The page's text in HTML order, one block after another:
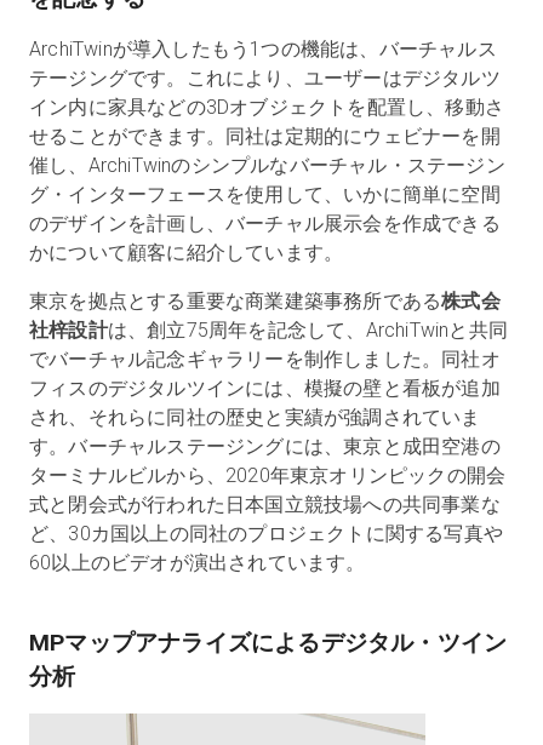
ArchiTwinが導入したもう1つの機能は、バーチャルス
テージングです。これにより、ユーザーはデジタルツ
イン内に家具などの3Dオブジェクトを配置し、移動さ
せることができます。同社は定期的にウェビナーを開
催し、ArchiTwinのシンプルなバーチャル・ステージン
グ・インターフェースを使用して、いかに簡単に空間
のデザインを計画し、バーチャル展示会を作成できる
かについて顧客に紹介しています。
東京を拠点とする重要な商業建築事務所である株式会
社梓設計は、創立75周年を記念して、ArchiTwinと共同
でバーチャル記念ギャラリーを制作しました。同社オ
フィスのデジタルツインには、模擬の壁と看板が追加
され、それらに同社の歴史と実績が強調されていま
す。バーチャルステージングには、東京と成田空港の
ターミナルビルから、2020年東京オリンピックの開会
式と閉会式が行われた日本国立競技場への共同事業な
ど、30カ国以上の同社のプロジェクトに関する写真や
60以上のビデオが演出されています。
MPマップアナライズによるデジタル・ツイン
分析